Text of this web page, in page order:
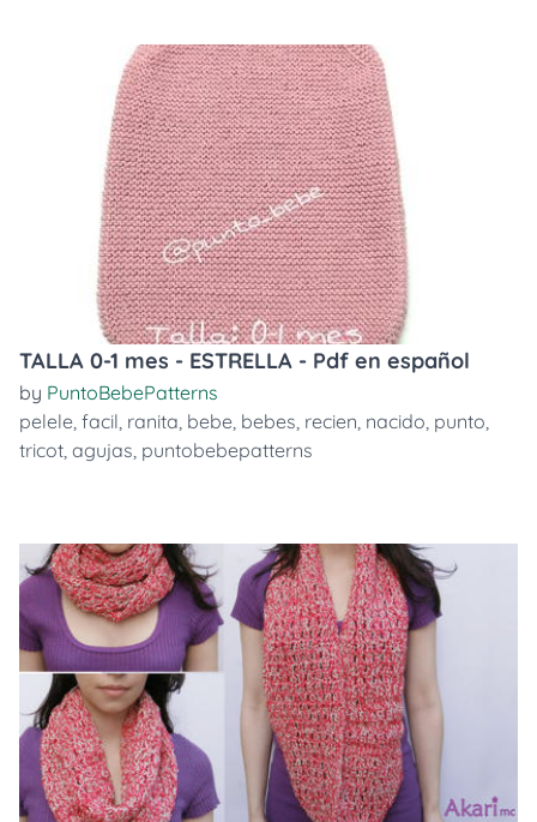
TALLA 0-1 mes - ESTRELLA - Pdf en español
by PuntoBebePatterns
pelele, facil, ranita, bebe, bebes, recien, nacido, punto,
tricot, agujas, puntobebepatterns